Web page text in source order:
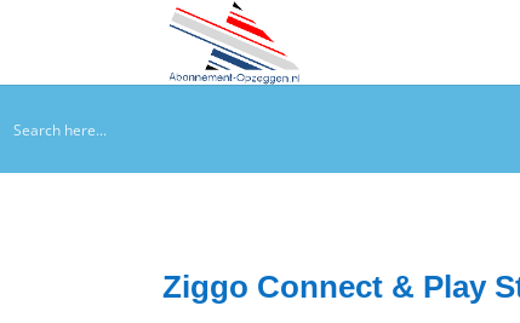
Ziggo Connect & Play